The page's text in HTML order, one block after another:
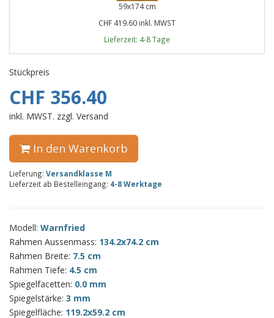
59x174 cm
CHF 419.60 inkl. MWST
Lieferzeit: 4-8 Tage
Stückpreis
CHF 356.40
inkl. MWST. zzgl. Versand
In den Warenkorb
Lieferung: Versandklasse M
Lieferzeit ab Bestelleingang: 4-8 Werktage
Modell: Warnfried
Rahmen Aussenmass: 134.2x74.2 cm
Rahmen Breite: 7.5 cm
Rahmen Tiefe: 4.5 cm
Spiegelfacetten: 0.0 mm
Spiegelstärke: 3 mm
Spiegelfläche: 119.2x59.2 cm